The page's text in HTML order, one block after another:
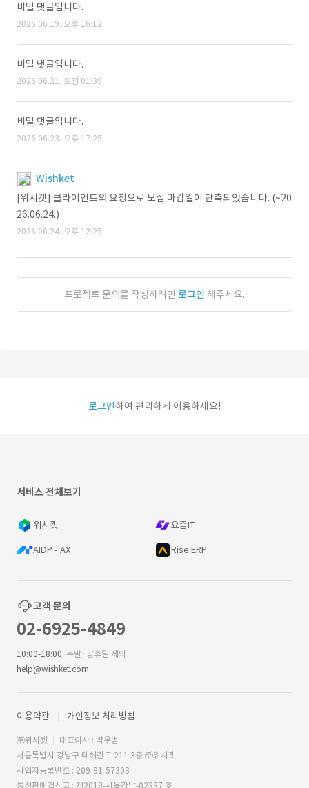
비밀 댓글입니다.
2026.06.19. 오후 16:12
비밀 댓글입니다.
2026.06.21. 오전 01:39
비밀 댓글입니다.
2026.06.23. 오후 17:25
Wishket
[위시켓] 클라이언트의 요청으로 모집 마감일이 단축되었습니다. (~20
26.06.24.)
2026.06.24. 오후 12:25
프로젝트 문의를 작성하려면 로그인 해주세요.
로그인하여 편리하게 이용하세요!
서비스 전체보기
위시켓 요즘IT
AIDP - AX Rise ERP
고객 문의
02-6925-4849
10:00-18:00 주말·공휴일 제외
help@wishket.com
이용약관 개인정보 처리방침
㈜위시켓
대표이사 : 박우범
서울특별시 강남구 테헤란로 211 3층 ㈜위시켓
사업자등록번호 : 209-81-57303
통신판매업신고 : 제2018-서울강남-02337 호